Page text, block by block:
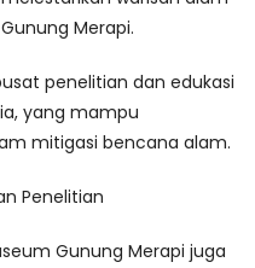
Merapi.
penelitian dan edukasi
yang mampu
mitigasi bencana alam.
Penelitian
Gunung Merapi juga